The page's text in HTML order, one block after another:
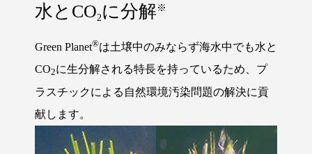
水とCO2に分解※
Green Planet®は土壌中のみならず海水中でも水と
CO2に生分解される特長を持っているため、プ
ラスチックによる自然環境汚染問題の解決に貢
献します。